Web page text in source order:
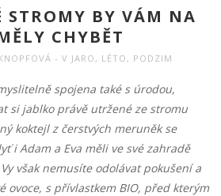
STROMY BY VÁM NA
CHYBĚT
V JARO , LÉTO , PODZIM
spojena také s úrodou,
si jablko právě utržené ze stromu
koktejl z čerstvých meruněk se
i Adam a Eva měli ve své zahradě
však nemusíte odolávat pokušení a
ovoce, s přívlastkem BIO, před kterým